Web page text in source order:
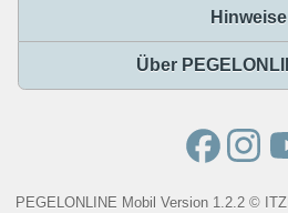
Hinweise
Über
PEGELONLINE Mobil Version 1.2.2 ©